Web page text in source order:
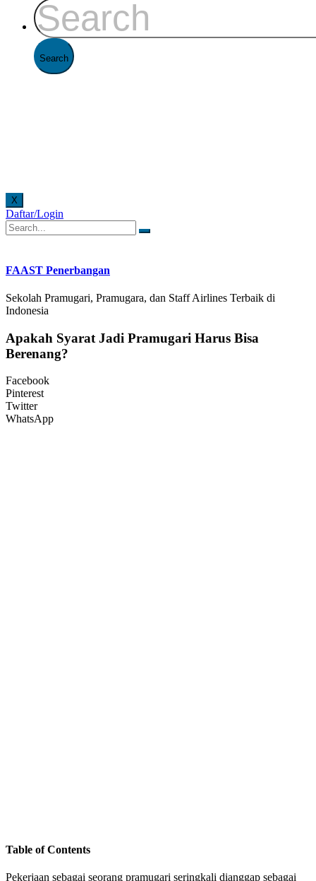
X
Daftar/Login
FAAST Penerbangan
Sekolah Pramugari, Pramugara, dan Staff Airlines Terbaik di
Indonesia
Apakah Syarat Jadi Pramugari Harus Bisa
Berenang?
Facebook
Pinterest
Twitter
WhatsApp
Table of Contents
Pekerjaan sebagai seorang pramugari seringkali dianggap sebagai